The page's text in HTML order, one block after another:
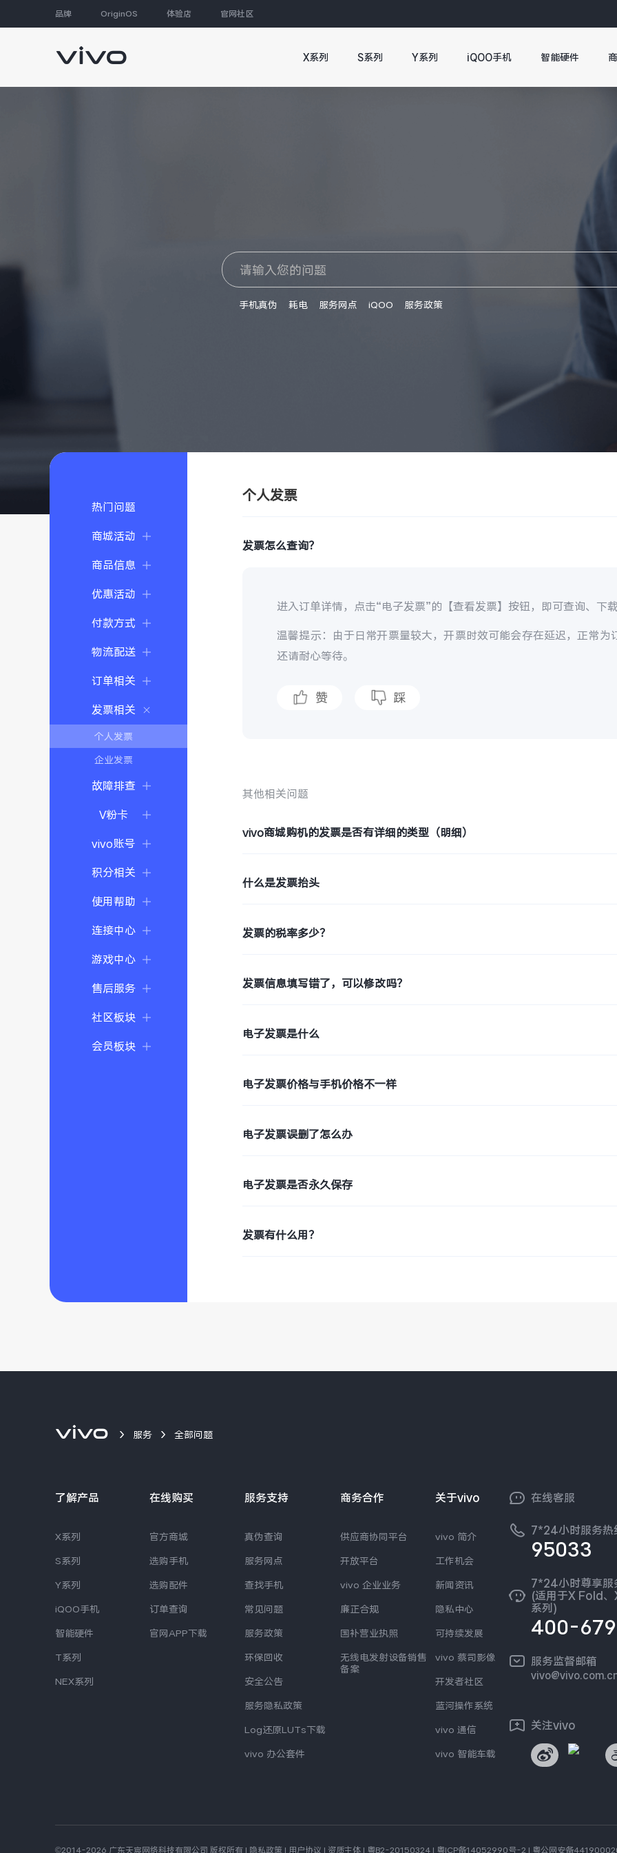
品牌 OriginOS 体验店 官网社区
X系列 S系列 Y系列 iQOO手机 智能硬件
手机真伪 耗电 服务网点 iQOO 服务政策
热门问题
商城活动
商品信息
优惠活动
付款方式
物流配送
订单相关
发票相关
个人发票
企业发票
故障排查
V粉卡
vivo账号
积分相关
使用帮助
连接中心
游戏中心
售后服务
社区板块
会员板块
个人发票
发票怎么查询？
进入订单详情，点击“电子发票”的【查看发票】按钮，即可查询、下
温馨提示：由于日常开票量较大，开票时效可能会存在延迟，正常
还请耐心等待。
赞 踩
其他相关问题
vivo商城购机的发票是否有详细的类型（明细）
什么是发票抬头
发票的税率多少？
发票信息填写错了，可以修改吗？
电子发票是什么
电子发票价格与手机价格不一样
电子发票误删了怎么办
电子发票是否永久保存
发票有什么用？
服务 全部问题
了解产品
X系列
S系列
Y系列
iQOO手机
智能硬件
T系列
NEX系列
在线购买
官方商城
选购手机
选购配件
订单查询
官网APP下载
服务支持
真伪查询
服务网点
查找手机
常见问题
服务政策
环保回收
安全公告
服务隐私政策
Log还原LUTs下载
vivo 办公套件
商务合作
供应商协同平台
开放平台
vivo 企业业务
廉正合规
国补营业执照
无线电发射设备销售
备案
关于vivo
vivo 简介
工作机会
新闻资讯
隐私中心
可持续发展
vivo 蔡司影像
开发者社区
蓝河操作系统
vivo 通信
vivo 智能车载
在线客服
7*24小时服务热
95033
7*24小时尊享服
(适用于X Fold
系列)
400-
服务监督邮箱
关注vivo
©2014-2026 广东天宸网络科技有限公司 版权所有 | 隐私政策 | 用户协议 | 资质主体 | 粤B2-20150324 | 粤ICP备14052990号-2 | 粤公网安备